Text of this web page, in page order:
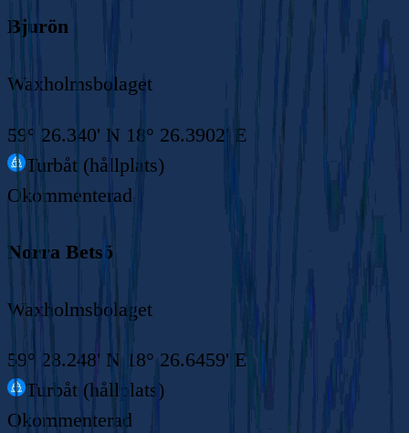
Bjurön
Waxholmsbolaget
59° 26.340' N 18° 26.3902' E
Turbåt (hållplats)
Okommenterad
Norra Betsö
Waxholmsbolaget
59° 28.248' N 18° 26.6459' E
Turbåt (hållplats)
Okommenterad